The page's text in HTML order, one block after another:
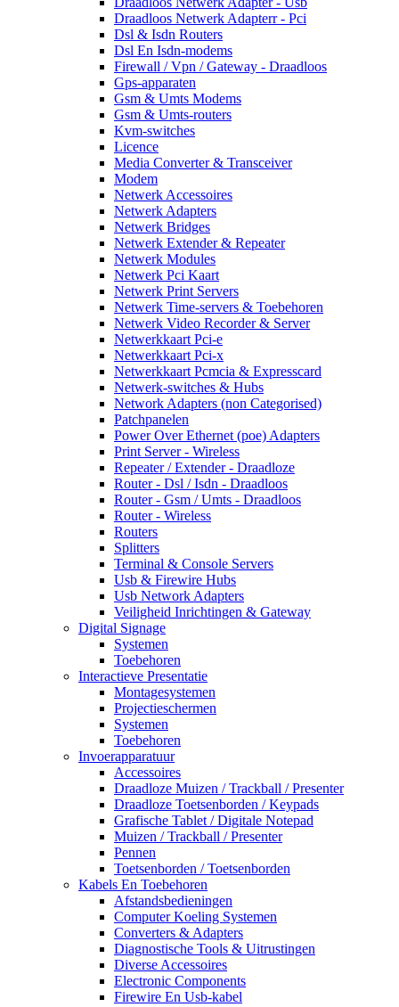
Draadloos Netwerk Adapterr - Pci
Dsl & Isdn Routers
Dsl En Isdn-modems
Firewall / Vpn / Gateway - Draadloos
Gps-apparaten
Gsm & Umts Modems
Gsm & Umts-routers
Kvm-switches
Licence
Media Converter & Transceiver
Modem
Netwerk Accessoires
Netwerk Adapters
Netwerk Bridges
Netwerk Extender & Repeater
Netwerk Modules
Netwerk Pci Kaart
Netwerk Print Servers
Netwerk Time-servers & Toebehoren
Netwerk Video Recorder & Server
Netwerkkaart Pci-e
Netwerkkaart Pci-x
Netwerkkaart Pcmcia & Expresscard
Netwerk-switches & Hubs
Network Adapters (non Categorised)
Patchpanelen
Power Over Ethernet (poe) Adapters
Print Server - Wireless
Repeater / Extender - Draadloze
Router - Dsl / Isdn - Draadloos
Router - Gsm / Umts - Draadloos
Router - Wireless
Routers
Splitters
Terminal & Console Servers
Usb & Firewire Hubs
Usb Network Adapters
Veiligheid Inrichtingen & Gateway
Digital Signage
Systemen
Toebehoren
Interactieve Presentatie
Montagesystemen
Projectieschermen
Systemen
Toebehoren
Invoerapparatuur
Accessoires
Draadloze Muizen / Trackball / Presenter
Draadloze Toetsenborden / Keypads
Grafische Tablet / Digitale Notepad
Muizen / Trackball / Presenter
Pennen
Toetsenborden / Toetsenborden
Kabels En Toebehoren
Afstandsbedieningen
Computer Koeling Systemen
Converters & Adapters
Diagnostische Tools & Uitrustingen
Diverse Accessoires
Electronic Components
Firewire En Usb-kabel